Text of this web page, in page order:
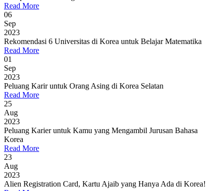
Read More
06
Sep
2023
Rekomendasi 6 Universitas di Korea untuk Belajar Matematika
Read More
01
Sep
2023
Peluang Karir untuk Orang Asing di Korea Selatan
Read More
25
Aug
2023
Peluang Karier untuk Kamu yang Mengambil Jurusan Bahasa
Korea
Read More
23
Aug
2023
Alien Registration Card, Kartu Ajaib yang Hanya Ada di Korea!